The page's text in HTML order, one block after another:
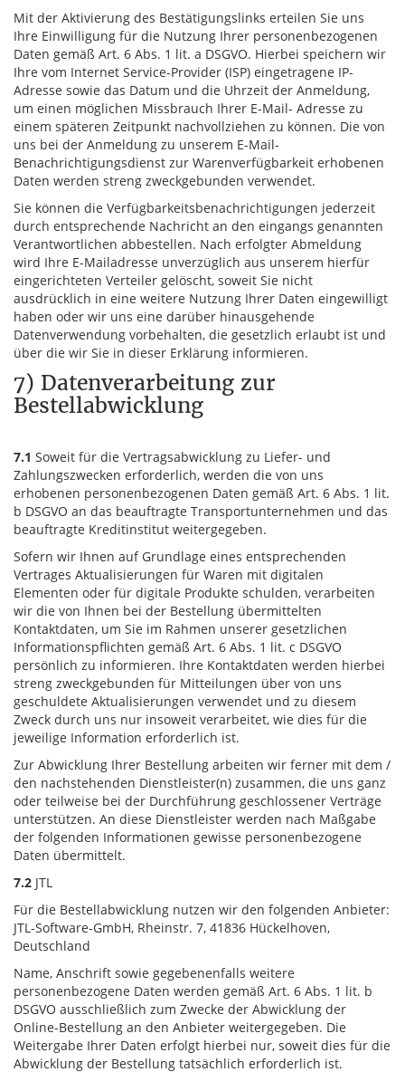
Mit der Aktivierung des Bestätigungslinks erteilen Sie uns
Ihre Einwilligung für die Nutzung Ihrer personenbezogenen
Daten gemäß Art. 6 Abs. 1 lit. a DSGVO. Hierbei speichern wir
Ihre vom Internet Service-Provider (ISP) eingetragene IP-
Adresse sowie das Datum und die Uhrzeit der Anmeldung,
um einen möglichen Missbrauch Ihrer E-Mail- Adresse zu
einem späteren Zeitpunkt nachvollziehen zu können. Die von
uns bei der Anmeldung zu unserem E-Mail-
Benachrichtigungsdienst zur Warenverfügbarkeit erhobenen
Daten werden streng zweckgebunden verwendet.
Sie können die Verfügbarkeitsbenachrichtigungen jederzeit
durch entsprechende Nachricht an den eingangs genannten
Verantwortlichen abbestellen. Nach erfolgter Abmeldung
wird Ihre E-Mailadresse unverzüglich aus unserem hierfür
eingerichteten Verteiler gelöscht, soweit Sie nicht
ausdrücklich in eine weitere Nutzung Ihrer Daten eingewilligt
haben oder wir uns eine darüber hinausgehende
Datenverwendung vorbehalten, die gesetzlich erlaubt ist und
über die wir Sie in dieser Erklärung informieren.
7) Datenverarbeitung zur
Bestellabwicklung
7.1 Soweit für die Vertragsabwicklung zu Liefer- und
Zahlungszwecken erforderlich, werden die von uns
erhobenen personenbezogenen Daten gemäß Art. 6 Abs. 1 lit.
b DSGVO an das beauftragte Transportunternehmen und das
beauftragte Kreditinstitut weitergegeben.
Sofern wir Ihnen auf Grundlage eines entsprechenden
Vertrages Aktualisierungen für Waren mit digitalen
Elementen oder für digitale Produkte schulden, verarbeiten
wir die von Ihnen bei der Bestellung übermittelten
Kontaktdaten, um Sie im Rahmen unserer gesetzlichen
Informationspflichten gemäß Art. 6 Abs. 1 lit. c DSGVO
persönlich zu informieren. Ihre Kontaktdaten werden hierbei
streng zweckgebunden für Mitteilungen über von uns
geschuldete Aktualisierungen verwendet und zu diesem
Zweck durch uns nur insoweit verarbeitet, wie dies für die
jeweilige Information erforderlich ist.
Zur Abwicklung Ihrer Bestellung arbeiten wir ferner mit dem /
den nachstehenden Dienstleister(n) zusammen, die uns ganz
oder teilweise bei der Durchführung geschlossener Verträge
unterstützen. An diese Dienstleister werden nach Maßgabe
der folgenden Informationen gewisse personenbezogene
Daten übermittelt.
7.2 JTL
Für die Bestellabwicklung nutzen wir den folgenden Anbieter:
JTL-Software-GmbH, Rheinstr. 7, 41836 Hückelhoven,
Deutschland
Name, Anschrift sowie gegebenenfalls weitere
personenbezogene Daten werden gemäß Art. 6 Abs. 1 lit. b
DSGVO ausschließlich zum Zwecke der Abwicklung der
Online-Bestellung an den Anbieter weitergegeben. Die
Weitergabe Ihrer Daten erfolgt hierbei nur, soweit dies für die
Abwicklung der Bestellung tatsächlich erforderlich ist.